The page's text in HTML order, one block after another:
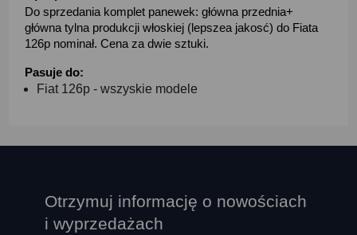
Do sprzedania komplet panewek: główna przednia+
główna tylna produkcji włoskiej (lepszea jakosć) do Fiata
126p nominał. Cena za dwie sztuki.
Pasuje do:
Fiat 126p - wszyskie modele
Otrzymuj informację o nowościach
i wyprzedażach